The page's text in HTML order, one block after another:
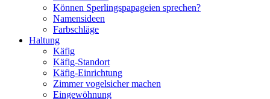
Können Sperlingspapageien sprechen?
Namensideen
Farbschläge
Haltung
Käfig
Käfig-Standort
Käfig-Einrichtung
Zimmer vogelsicher machen
Eingewöhnung